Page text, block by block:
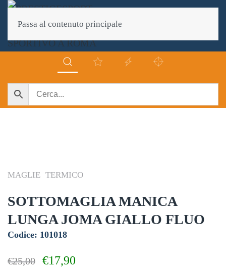
Passa al contenuto principale
MAGLIE TERMICO
SOTTOMAGLIA MANICA
LUNGA JOMA GIALLO FLUO
Codice: 101018
€25,00 €17,90